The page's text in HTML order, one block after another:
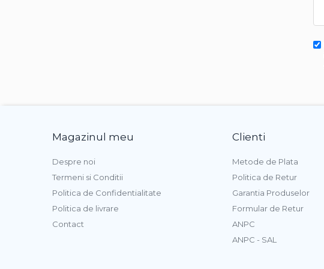
Magazinul meu
Despre noi
Termeni si Conditii
Politica de Confidentialitate
Politica de livrare
Contact
Clienti
Metode de Plata
Politica de Retur
Garantia Produselor
Formular de Retur
ANPC
ANPC - SAL